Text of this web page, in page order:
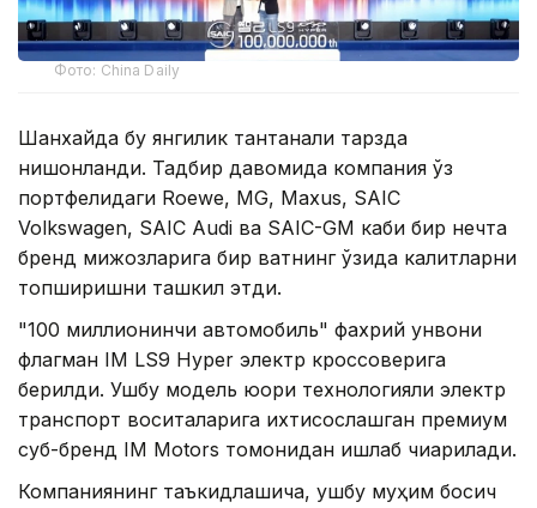
Фото: China Daily
Шанхайда бу янгилик тантанали тарзда
нишонланди. Тадбир давомида компания ўз
портфелидаги Roewe, MG, Maxus, SAIC
Volkswagen, SAIC Audi ва SAIC-GM каби бир нечта
бренд мижозларига бир вақтнинг ўзида калитларни
топширишни ташкил этди.
"100 миллионинчи автомобиль" фахрий унвони
флагман IM LS9 Hyper электр кроссоверига
берилди. Ушбу модель юқори технологияли электр
транспорт воситаларига ихтисослашган премиум
суб-бренд IM Motors томонидан ишлаб чиқарилади.
Компаниянинг таъкидлашича, ушбу муҳим босқич